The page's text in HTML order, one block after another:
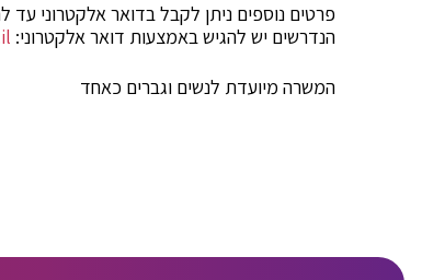
הנדרשים יש להגיש באמצעות דואר אלקטרוני:
המשרה מיועדת לנשים וגברים כאחד